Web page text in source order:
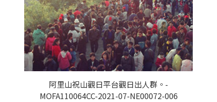
阿里山祝山觀日平台觀日出人群。-
MOFA110064CC-2021-07-NE00072-006